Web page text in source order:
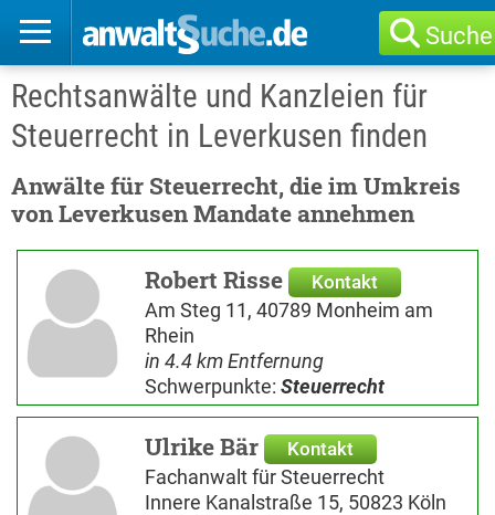
Suche
Rechtsanwälte und Kanzleien für
Steuerrecht in Leverkusen finden
Anwälte für Steuerrecht, die im Umkreis
von Leverkusen Mandate annehmen
Robert Risse Kontakt
Am Steg 11, 40789 Monheim am
Rhein
in 4.4 km Entfernung
Schwerpunkte: Steuerrecht
Ulrike Bär Kontakt
Fachanwalt für Steuerrecht
Innere Kanalstraße 15, 50823 Köln